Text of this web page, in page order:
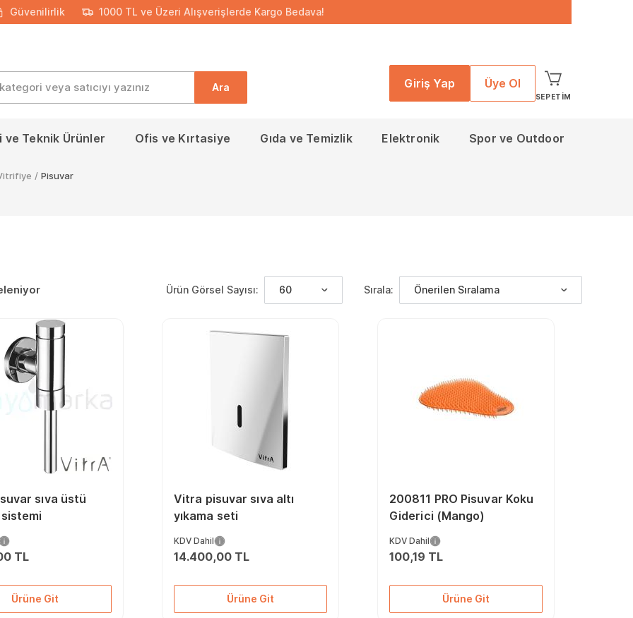
Güvenilirlik 1000 TL ve Üzeri Alışverişlerde Kargo Bedava!
Ara Giriş Yap Üye Ol
SEPETIM
ve Teknik Ürünler Ofis ve Kırtasiye Gıda ve Temizlik Elektronik Spor ve Outdoor
/ Pisuvar
Ürün Görsel Sayısı: 60 Sırala: Önerilen Sıralama
sıva üstü
sistemi
TL
Ürüne Git
Vitra pisuvar sıva altı
yıkama seti
KDV Dahil
14.400,00 TL
Ürüne Git
200811 PRO Pisuvar Koku
Giderici (Mango)
KDV Dahil
100,19 TL
Ürüne Git